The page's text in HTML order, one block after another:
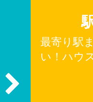
最寄り駅
い！ハウ